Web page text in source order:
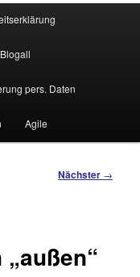
pers. Daten
Agile
Nächster →